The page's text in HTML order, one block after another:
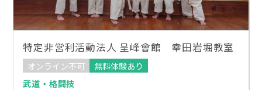
特定非営利活動法人 呈峰會館 幸田岩堀教室
オンライン不可
無料体験あり
武道・格闘技